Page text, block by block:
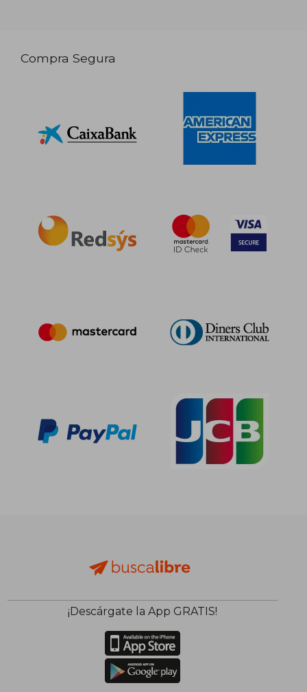
Compra Segura
¡Descárgate la App GRATIS!